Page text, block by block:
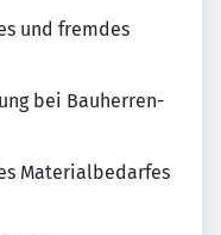
und fremdes
bei Bauherren-
Materialbedarfes